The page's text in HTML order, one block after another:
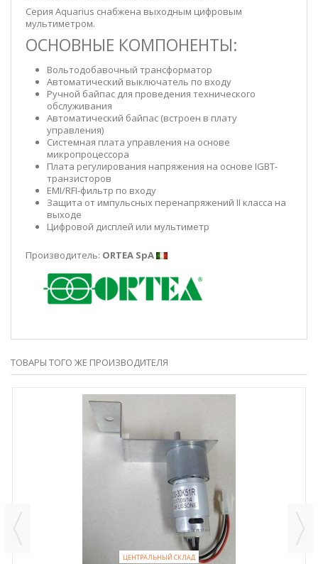
Серия Aquarius снабжена выходным цифровым
мультиметром.
ОСНОВНЫЕ КОМПОНЕНТЫ:
Вольтодобавочный трансформатор
Автоматический выключатель по входу
Ручной байпас для проведения технического
обслуживания
Автоматический байпас (встроен в плату
управления)
Системная плата управления на основе
микропроцессора
Плата регулирования напряжения на основе IGBT-
транзисторов
EMI/RFI-фильтр по входу
Защита от импульсных перенапряжений II класса на
выходе
Цифровой дисплей или мультиметр
Производитель: ORTEA SpA
ТОВАРЫ ТОГО ЖЕ ПРОИЗВОДИТЕЛЯ
ЦЕНТРАЛЬНЫЙ СКЛАД